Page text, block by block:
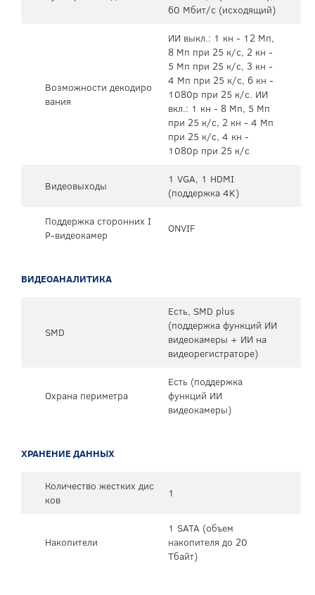
60 Мбит/с (исходящий)
Возможности декодиро
вания
ИИ выкл.: 1 кн - 12 Мп,
8 Мп при 25 к/с, 2 кн -
5 Мп при 25 к/с, 3 кн -
4 Мп при 25 к/с, 6 кн -
1080p при 25 к/с. ИИ
вкл.: 1 кн - 8 Мп, 5 Мп
при 25 к/с, 2 кн - 4 Мп
при 25 к/с, 4 кн -
1080p при 25 к/с
Видеовыходы
1 VGA, 1 HDMI
(поддержка 4K)
Поддержка сторонних I
P-видеокамер
ONVIF
ВИДЕОАНАЛИТИКА
SMD
Есть, SMD plus
(поддержка функций ИИ
видеокамеры + ИИ на
видеорегистраторе)
Охрана периметра
Есть (поддержка
функций ИИ
видеокамеры)
ХРАНЕНИЕ ДАННЫХ
Количество жестких дис
ков
1
Накопители
1 SATA (объем
накопителя до 20
Тбайт)